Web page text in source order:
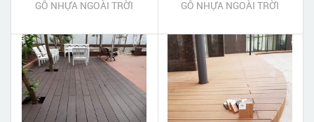
GỖ NHỰA NGOÀI TRỜI
GỖ NHỰA NGOÀI TRỜI